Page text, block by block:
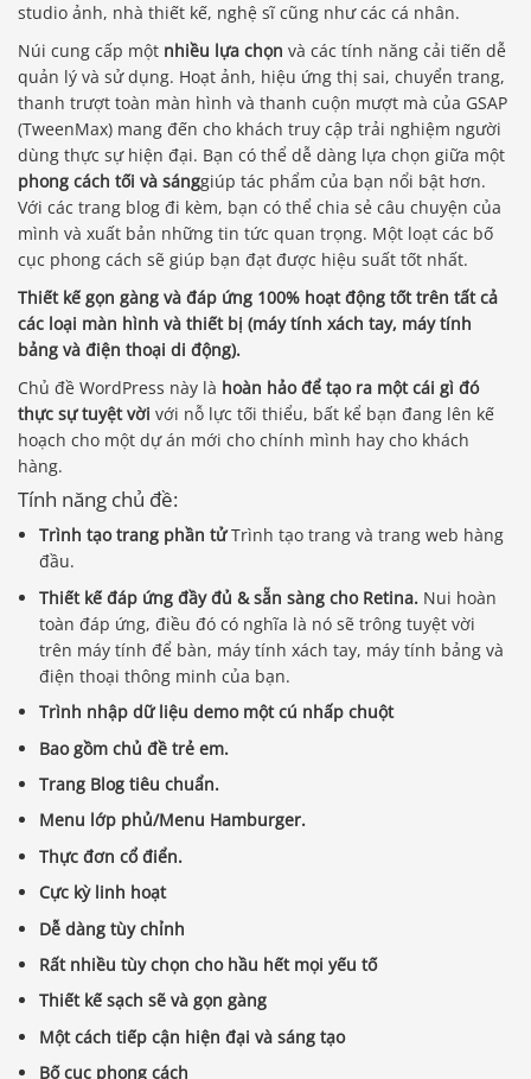
studio ảnh, nhà thiết kế, nghệ sĩ cũng như các cá nhân.
Núi cung cấp một nhiều lựa chọn và các tính năng cải tiến dễ
quản lý và sử dụng. Hoạt ảnh, hiệu ứng thị sai, chuyển trang,
thanh trượt toàn màn hình và thanh cuộn mượt mà của GSAP
(TweenMax) mang đến cho khách truy cập trải nghiệm người
dùng thực sự hiện đại. Bạn có thể dễ dàng lựa chọn giữa một
phong cách tối và sánggiúp tác phẩm của bạn nổi bật hơn.
Với các trang blog đi kèm, bạn có thể chia sẻ câu chuyện của
mình và xuất bản những tin tức quan trọng. Một loạt các bố
cục phong cách sẽ giúp bạn đạt được hiệu suất tốt nhất.
Thiết kế gọn gàng và đáp ứng 100% hoạt động tốt trên tất cả
các loại màn hình và thiết bị (máy tính xách tay, máy tính
bảng và điện thoại di động).
Chủ đề WordPress này là hoàn hảo để tạo ra một cái gì đó
thực sự tuyệt vời với nỗ lực tối thiểu, bất kể bạn đang lên kế
hoạch cho một dự án mới cho chính mình hay cho khách
hàng.
Tính năng chủ đề:
Trình tạo trang phần tửTrình tạo trang và trang web hàng
đầu.
Thiết kế đáp ứng đầy đủ & sẵn sàng cho Retina. Nui hoàn
toàn đáp ứng, điều đó có nghĩa là nó sẽ trông tuyệt vời
trên máy tính để bàn, máy tính xách tay, máy tính bảng và
điện thoại thông minh của bạn.
Trình nhập dữ liệu demo một cú nhấp chuột
Bao gồm chủ đề trẻ em.
Trang Blog tiêu chuẩn.
Menu lớp phủ/Menu Hamburger.
Thực đơn cổ điển.
Cực kỳ linh hoạt
Dễ dàng tùy chỉnh
Rất nhiều tùy chọn cho hầu hết mọi yếu tố
Thiết kế sạch sẽ và gọn gàng
Một cách tiếp cận hiện đại và sáng tạo
Bố cục phong cách